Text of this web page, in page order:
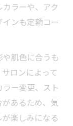
ラーや、アク
ンも定額コー
肌色に合うも
ロンによって
ー変更、スト
あるため、気
楽しみになる